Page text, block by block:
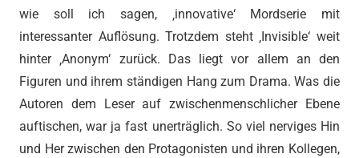
wie soll ich sagen, ‚innovative‘ Mordserie mit
interessanter Auflösung. Trotzdem steht ‚Invisible‘ weit
hinter ‚Anonym‘ zurück. Das liegt vor allem an den
Figuren und ihrem ständigen Hang zum Drama. Was die
Autoren dem Leser auf zwischenmenschlicher Ebene
auftischen, war ja fast unerträglich. So viel nerviges Hin
und Her zwischen den Protagonisten und ihren Kollegen,